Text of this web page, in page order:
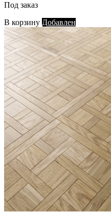
Под заказ
В корзину Добавлен